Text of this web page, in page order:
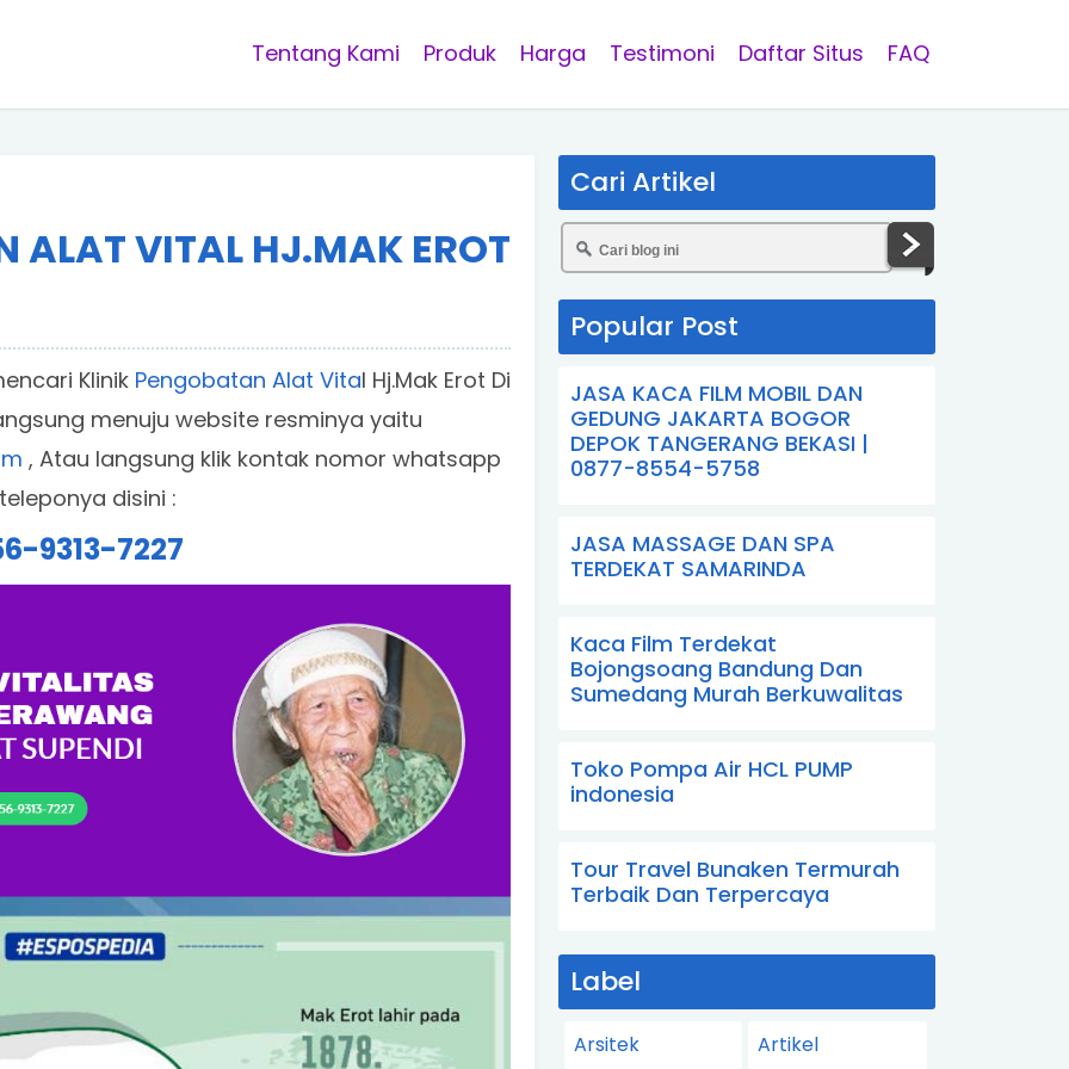
Tentang Kami Produk Harga Testimoni Daftar Situs FAQ
ALAT VITAL HJ.MAK EROT
Klinik Pengobatan Alat Vital Hj.Mak Erot Di
menuju website resminya yaitu
, Atau langsung klik kontak nomor whatsapp
disini :
9313-7227
Cari Artikel
Popular Post
JASA KACA FILM MOBIL DAN
GEDUNG JAKARTA BOGOR
DEPOK TANGERANG BEKASI |
0877-8554-5758
JASA MASSAGE DAN SPA
TERDEKAT SAMARINDA
Kaca Film Terdekat
Bojongsoang Bandung Dan
Sumedang Murah Berkuwalitas
Toko Pompa Air HCL PUMP
indonesia
Tour Travel Bunaken Termurah
Terbaik Dan Terpercaya
Label
Arsitek Artikel